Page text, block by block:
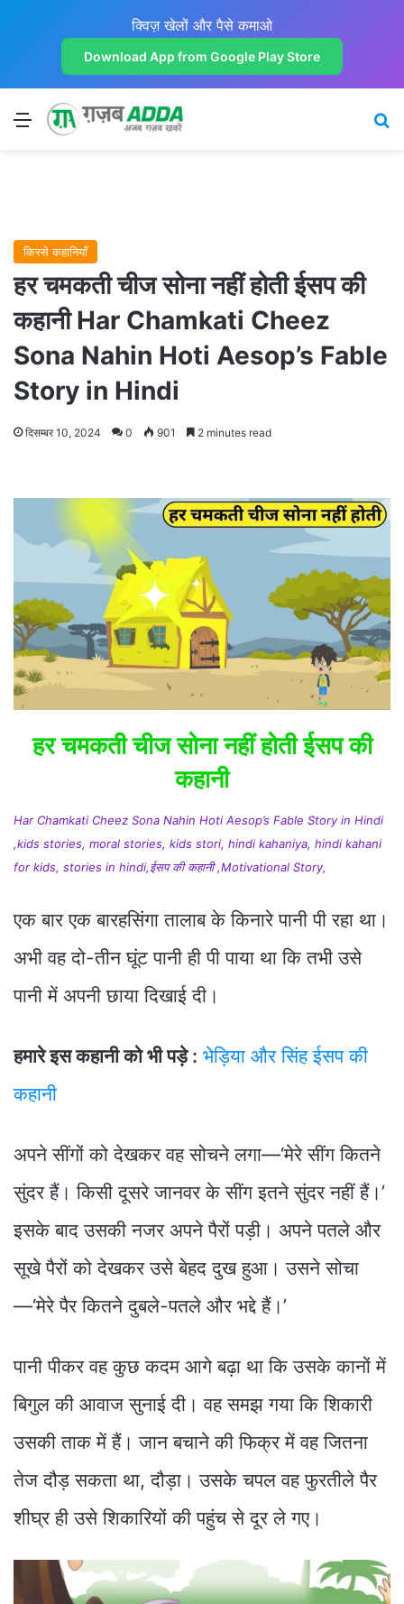
क्विज़ खेलों और पैसे कमाओ
Download App from Google Play Store
Menu
किस्से कहानियाँ
हर चमकती चीज सोना नहीं होती ईसप की
कहानी Har Chamkati Cheez
Sona Nahin Hoti Aesop’s Fable
Story in Hindi
दिसम्बर 10, 2024 0 901 2 minutes read
हर चमकती चीज सोना नहीं होती ईसप की
कहानी
Har Chamkati Cheez Sona Nahin Hoti Aesop’s Fable Story in Hindi
,kids stories, moral stories, kids stori, hindi kahaniya, hindi kahani
for kids, stories in hindi,ईसप की कहानी ,Motivational Story,
एक बार एक बारहसिंगा तालाब के किनारे पानी पी रहा था।
अभी वह दो-तीन घूंट पानी ही पी पाया था कि तभी उसे
पानी में अपनी छाया दिखाई दी।
हमारे इस कहानी को भी पड़े : भेड़िया और सिंह ईसप की
कहानी
अपने सींगों को देखकर वह सोचने लगा—‘मेरे सींग कितने
सुंदर हैं। किसी दूसरे जानवर के सींग इतने सुंदर नहीं हैं।’
इसके बाद उसकी नजर अपने पैरों पड़ी। अपने पतले और
सूखे पैरों को देखकर उसे बेहद दुख हुआ। उसने सोचा
—‘मेरे पैर कितने दुबले-पतले और भद्दे हैं।’
पानी पीकर वह कुछ कदम आगे बढ़ा था कि उसके कानों में
बिगुल की आवाज सुनाई दी। वह समझ गया कि शिकारी
उसकी ताक में हैं। जान बचाने की फिक्र में वह जितना
तेज दौड़ सकता था, दौड़ा। उसके चपल वह फुरतीले पैर
शीघ्र ही उसे शिकारियों की पहुंच से दूर ले गए।